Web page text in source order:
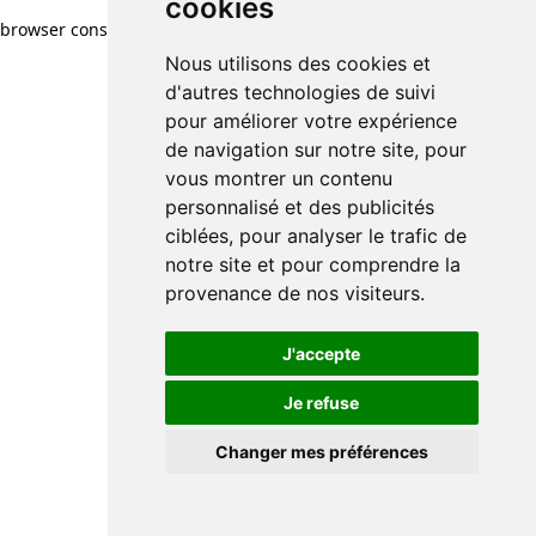
cookies
Nous utilisons des cookies et
d'autres technologies de suivi
pour améliorer votre expérience
de navigation sur notre site, pour
vous montrer un contenu
personnalisé et des publicités
ciblées, pour analyser le trafic de
notre site et pour comprendre la
provenance de nos visiteurs.
J'accepte
Je refuse
Changer mes préférences
browser console for more information)